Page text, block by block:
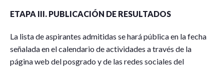
ETAPA III. PUBLICACIÓN DE RESULTADOS
La lista de aspirantes admitidas se hará pública en la fecha
señalada en el calendario de actividades a través de la
página web del posgrado y de las redes sociales del